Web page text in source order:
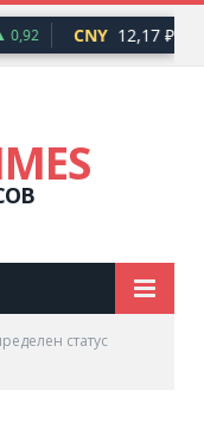
0,92 CNY 12,17 ₽
статус